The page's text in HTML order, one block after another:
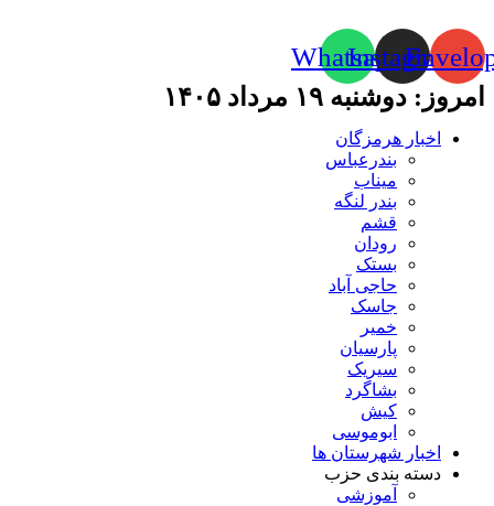
Instagram
Whatsapp
امروز: دوشنبه ۱۹ مرداد ۱۴۰۵
اخبار هرمزگان
بندرعباس
میناب
بندر لنگه
قشم
رودان
بستک
حاجی آباد
جاسک
خمیر
پارسیان
سیریک
بشاگرد
کیش
ابوموسی
اخبار شهرستان ها
دسته بندی حزب
آموزشی